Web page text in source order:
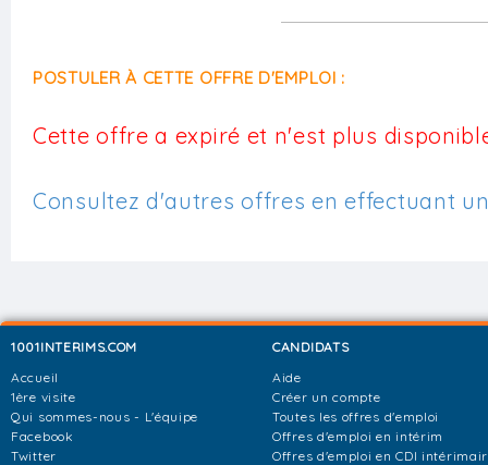
POSTULER À CETTE OFFRE D'EMPLOI :
Cette offre a expiré et n'est plus
Consultez d'autres offres en effectuant
1001INTERIMS.COM
Accueil
1ère visite
Qui sommes-nous - L'équipe
Facebook
Twitter
CANDIDATS
Aide
Créer un compte
Toutes les offres d'emploi
Offres d'emploi en intérim
Offres d'emploi en CDI